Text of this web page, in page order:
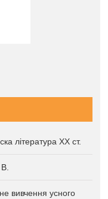
література XX ст.
вивчення усного